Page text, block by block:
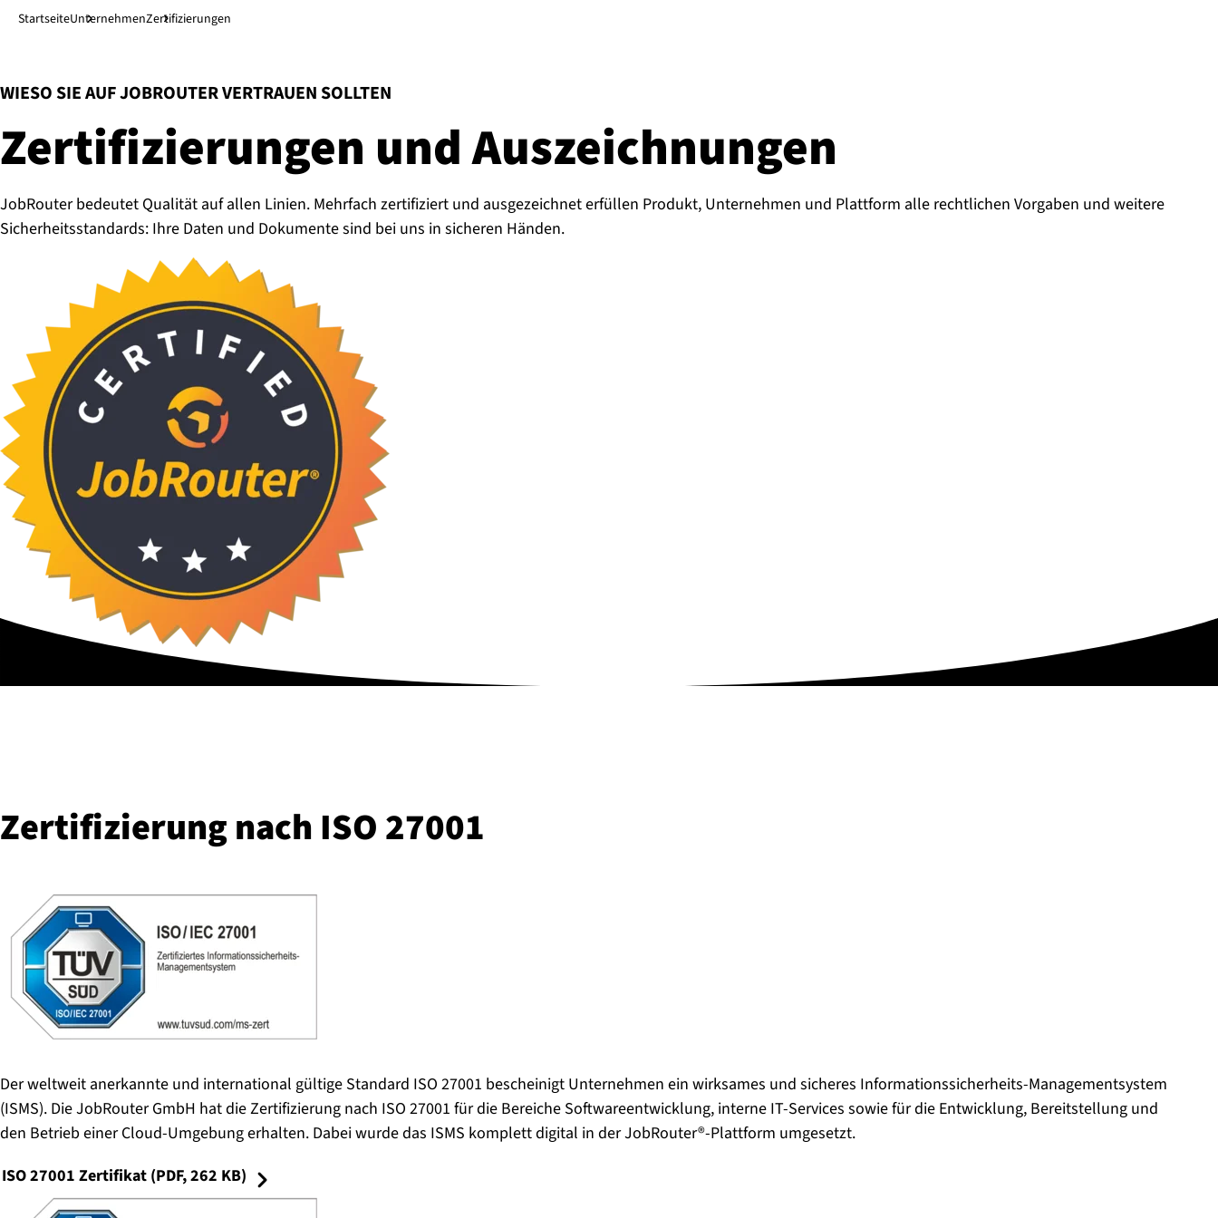
Direkt zum Hauptinhalt↓
StartseiteUnternehmenZertifizierungen
WIESO SIE AUF JOBROUTER VERTRAUEN SOLLTEN
:
Zer­ti­fi­zie­run­gen und Aus­zeich­nun­gen
JobRouter bedeutet Qualität auf allen Linien. Mehrfach zertifiziert und ausgezeichnet erfüllen Produkt, Unternehmen und Plattform alle rechtlichen Vorgaben und weitere
Sicherheitsstandards: Ihre Daten und Dokumente sind bei uns in sicheren Händen.
Zer­ti­fi­zie­rung nach ISO 27001
Der weltweit anerkannte und international gültige Standard ISO 27001 bescheinigt Unternehmen ein wirksames und sicheres Informationssicherheits-Managementsystem
(ISMS). Die JobRouter GmbH hat die Zertifizierung nach ISO 27001 für die Bereiche Softwareentwicklung, interne IT-Services sowie für die Entwicklung, Bereitstellung und
den Betrieb einer Cloud-Umgebung erhalten. Dabei wurde das ISMS komplett digital in der JobRouter®-Plattform umgesetzt.
ISO 27001 Zertifikat (PDF, 262 KB)